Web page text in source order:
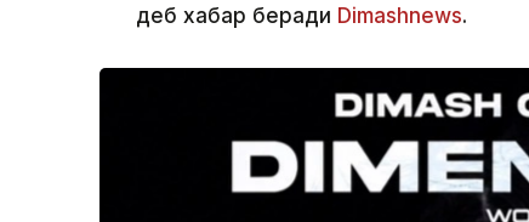
деб хабар беради Dimashnews.